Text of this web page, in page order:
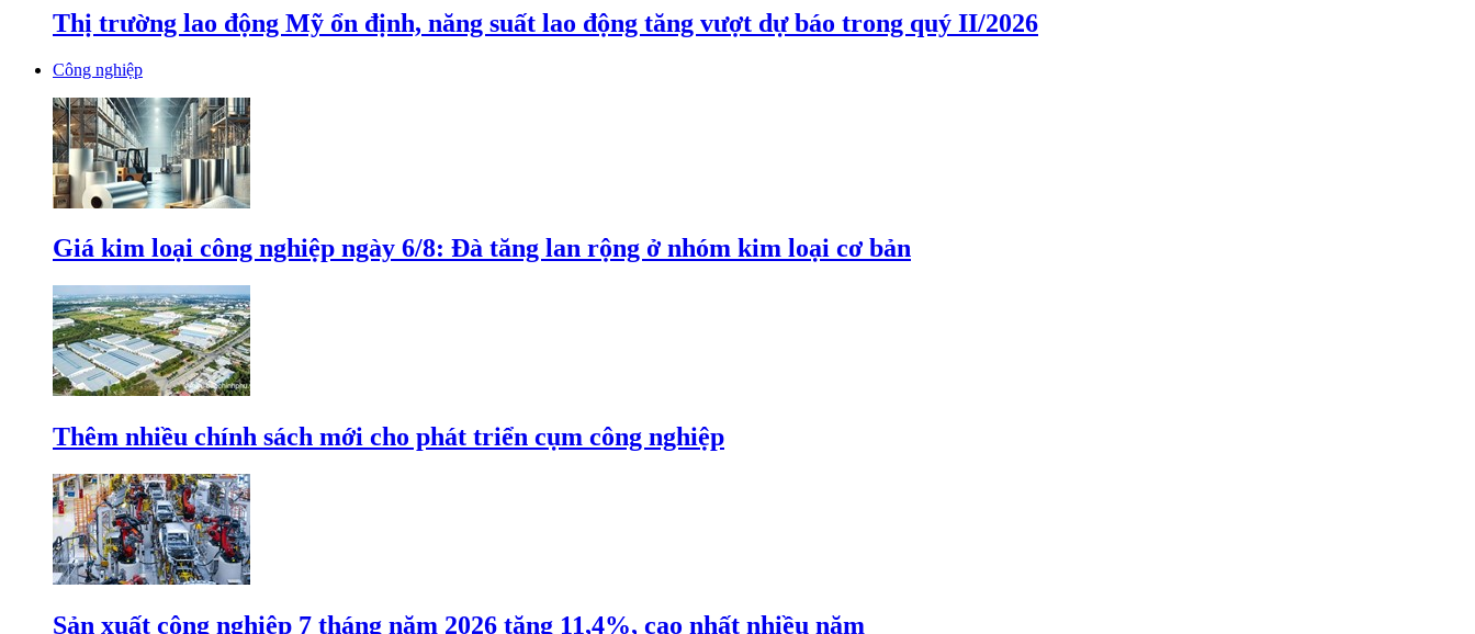
Thị trường lao động Mỹ ổn định, năng suất lao động tăng vượt dự báo trong quý II/2026
Công nghiệp
Giá kim loại công nghiệp ngày 6/8: Đà tăng lan rộng ở nhóm kim loại cơ bản
Thêm nhiều chính sách mới cho phát triển cụm công nghiệp
Sản xuất công nghiệp 7 tháng năm 2026 tăng 11,4%, cao nhất nhiều năm